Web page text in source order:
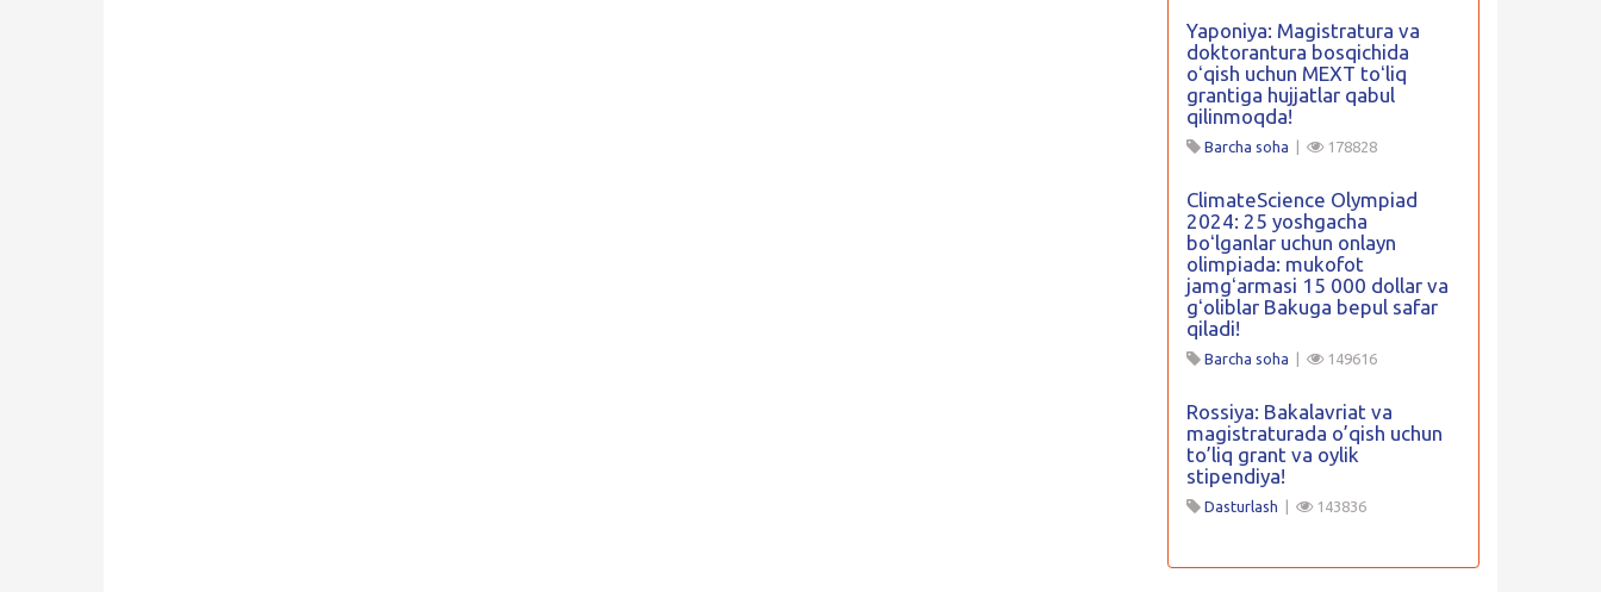
Yaponiya: Magistratura va
doktorantura bosqichida
oʻqish uchun MEXT toʻliq
grantiga hujjatlar qabul
qilinmoqda!
Barcha soha 178828
ClimateScience Olympiad
2024: 25 yoshgacha
boʻlganlar uchun onlayn
olimpiada: mukofot
jamgʻarmasi 15 000 dollar va
gʻoliblar Bakuga bepul safar
qiladi!
Barcha soha 149616
Rossiya: Bakalavriat va
magistraturada o’qish uchun
to’liq grant va oylik
stipendiya!
Dasturlash 143836